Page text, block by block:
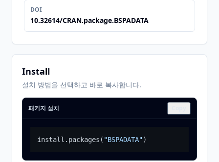
DOI
10.32614/CRAN.package.BSPADATA
Install
설치 방법을 선택하고 바로 복사합니다.
패키지 설치
install.packages ( "BSPADATA")